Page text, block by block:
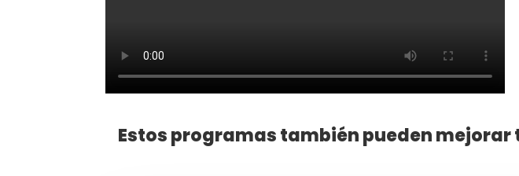
Estos programas también pueden